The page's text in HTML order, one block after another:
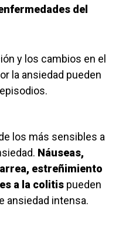
del
y los cambios en el
la ansiedad pueden
los más sensibles a
Náuseas,
estreñimiento
a la colitis pueden
ansiedad intensa.